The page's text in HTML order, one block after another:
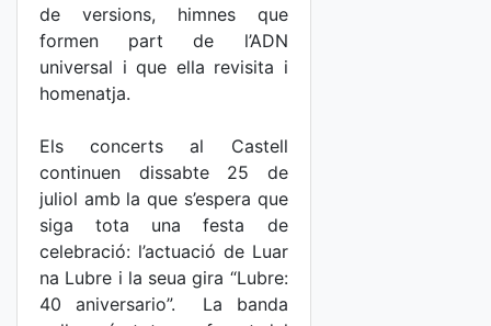
de versions, himnes que
formen part de l’ADN
universal i que ella revisita i
homenatja.
Els concerts al Castell
continuen dissabte 25 de
juliol amb la que s’espera que
siga tota una festa de
celebració: l’actuació de Luar
na Lubre i la seua gira “Lubre:
40 aniversario”. La banda